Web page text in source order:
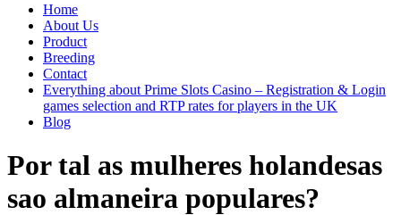
Home
About Us
Product
Breeding
Contact
Everything about Prime Slots Casino – Registration & Login
games selection and RTP rates for players in the UK
Blog
Por tal as mulheres holandesas
sao almaneira populares?